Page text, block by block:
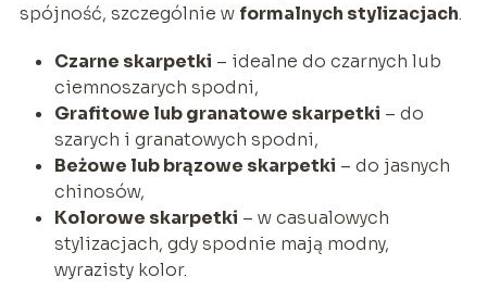
spójność, szczególnie w formalnych stylizacjach.
Czarne skarpetki – idealne do czarnych lub
ciemnoszarych spodni,
Grafitowe lub granatowe skarpetki – do
szarych i granatowych spodni,
Beżowe lub brązowe skarpetki – do jasnych
chinosów,
Kolorowe skarpetki – w casualowych
stylizacjach, gdy spodnie mają modny,
wyrazisty kolor.